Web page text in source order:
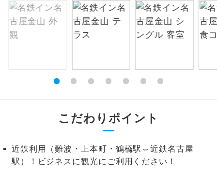
こだわりポイント
近鉄利用（難波・上本町・鶴橋駅⇔近鉄名古屋
駅）！ビジネスに観光にご利用ください！
露天風呂
ご宿泊ホテルに露天風呂が付いていま
す。
全食事付き
全てのお食事が付いていますので、お食
事の心配はいりません。（機内食を除
だけます。
ホン
をじっくり聞くことができます。